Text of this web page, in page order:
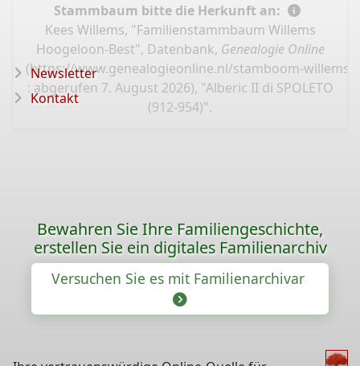
Stammbaum bitte die Herkunft an:
Kees Willems, "Familienstammbaum Willems
Hoogeloon-Best", Datenbank, Genealogie Online
(https://www.genealogieonline.nl/stamboom-willems-
: abgerufen 7. August 2026), "Alberic II di SPOLETO
(912-954)".
Newsletter
Kontakt
Bewahren Sie Ihre Familiengeschichte,
erstellen Sie ein digitales Familienarchiv
Versuchen Sie es mit Familienarchivar